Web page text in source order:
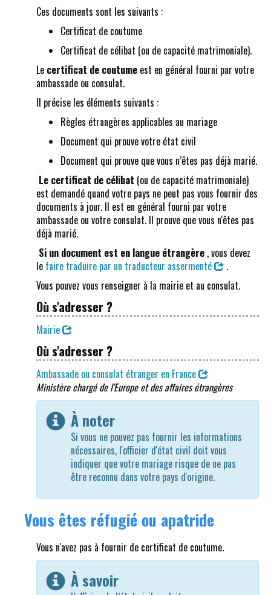
Ces documents sont les suivants :
Certificat de coutume
Certificat de célibat (ou de capacité matrimoniale).
Le certificat de coutume est en général fourni par votre
ambassade ou consulat.
Il précise les éléments suivants :
Règles étrangères applicables au mariage
Document qui prouve votre état civil
Document qui prouve que vous n’êtes pas déjà marié.
Le certificat de célibat (ou de capacité matrimoniale)
est demandé quand votre pays ne peut pas vous fournir des
documents à jour. Il est en général fourni par votre
ambassade ou votre consulat. Il prouve que vous n'êtes pas
déjà marié.
Si un document est en langue étrangère , vous devez
le faire traduire par un traducteur assermenté
.
Vous pouvez vous renseigner à la mairie et au consulat.
Où s'adresser ?
Mairie
Où s'adresser ?
Ambassade ou consulat étranger en France
Ministère chargé de l'Europe et des affaires étrangères
À noter
Si vous ne pouvez pas fournir les informations
nécessaires, l'officier d'état civil doit vous
indiquer que votre mariage risque de ne pas
être reconnu dans votre pays d'origine.
Vous êtes réfugié ou apatride
Vous n'avez pas à fournir de certificat de coutume.
À savoir